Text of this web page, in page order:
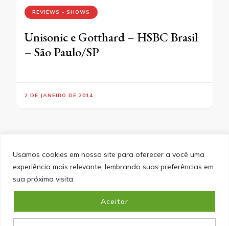
Usamos cookies em nosso site para oferecer a você uma
experiência mais relevante, lembrando suas preferências em
sua próxima visita.
Aceitar
REVIEWS - SHOWS
Unisonic e Gotthard – HSBC Brasil
– São Paulo/SP
2 DE JANEIRO DE 2014
&cópia; Direitos Autorais 2026Portal do Inferno
direitos reservados.Blossom PinIt | Desenvolvido por
Blossom Themes. Desenvolvido porWordPress.Política
SITEMAP POLÍTICA DE PRIVACIDADE
EQUIPE